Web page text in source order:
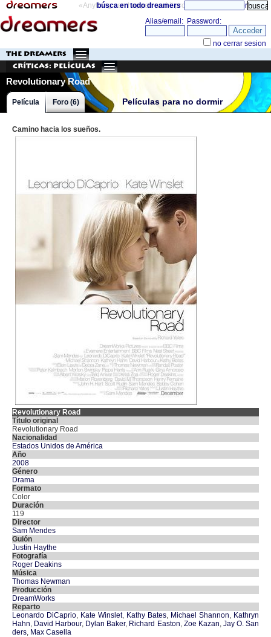
«Anything can happen and it probably will» directorio
búsca en todo dreamers
THE DREAMERS
Críticas: Películas
Revolutionary Road
Películas para no dormir
Película Foro (6)
Camino hacia los sueños.
Revolutionary Road
Título original
Revolutionary Road
Nacionalidad
Estados Unidos de América
Año
2008
Género
Drama
Formato
Color
Duración
119
Director
Sam Mendes
Guión
Justin Haythe
Fotografía
Roger Deakins
Música
Thomas Newman
Producción
DreamWorks
Reparto
Leonardo DiCaprio, Kate Winslet, Kathy Bates, Michael Shannon, Kathryn
Hahn, David Harbour, Dylan Baker, Richard Easton, Zoe Kazan, Jay O. San
ders, Max Casella